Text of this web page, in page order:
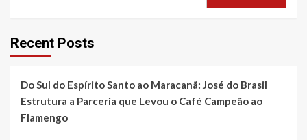
Recent Posts
Do Sul do Espírito Santo ao Maracanã: José do Brasil
Estrutura a Parceria que Levou o Café Campeão ao
Flamengo